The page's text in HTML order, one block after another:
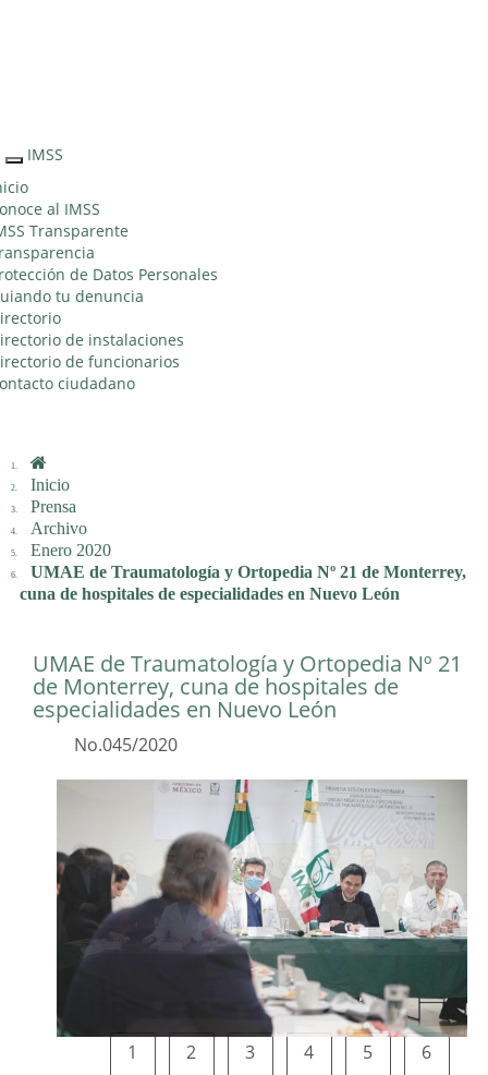
Interruptor
de
Navegación
IMSS
al IMSS
Transparente
de Datos Personales
tu denuncia
de instalaciones
de funcionarios
ciudadano
Inicio
Prensa
Archivo
Enero 2020
UMAE de Traumatología y Ortopedia Nº 21 de Monterrey,
cuna de hospitales de especialidades en Nuevo León
UMAE de Traumatología y Ortopedia Nº 21
de Monterrey, cuna de hospitales de
especialidades en Nuevo León
No.045/2020
1 2 3 4 5
6